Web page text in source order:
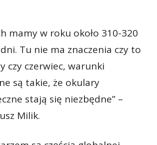
mamy w roku około 310-320
Tu nie ma znaczenia czy to
czy czerwiec, warunki
są takie, że okulary
stają się niezbędne” –
Milik.